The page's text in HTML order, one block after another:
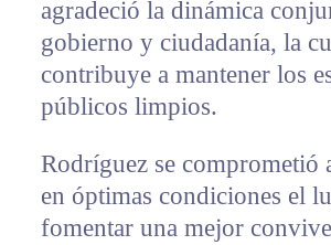
agradeció la dinámica
gobierno y ciudadanía, la
contribuye a mantener los
públicos limpios.
Rodríguez se comprometió
en óptimas condiciones el
fomentar una mejor